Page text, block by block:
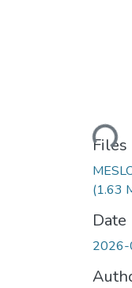
Loading...
Files
(1.63
Date